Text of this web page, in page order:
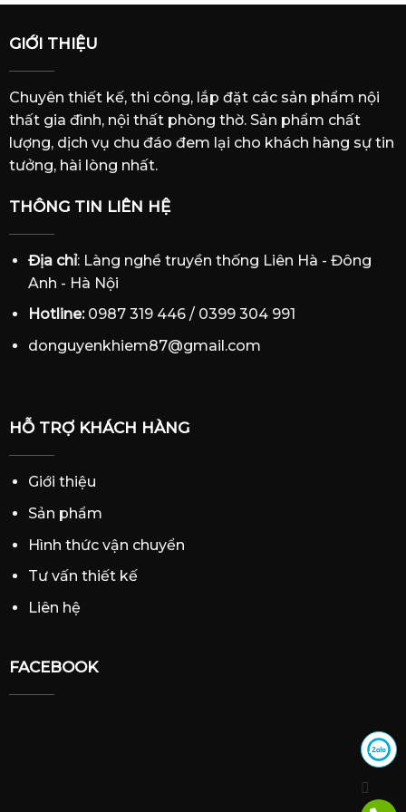
GIỚI THIỆU
Chuyên thiết kế, thi công, lắp đặt các sản phẩm nội
thất gia đình, nội thất phòng thờ. Sản phẩm chất
lượng, dịch vụ chu đáo đem lại cho khách hàng sự tin
tưởng, hài lòng nhất.
THÔNG TIN LIÊN HỆ
Địa chỉ: Làng nghề truyền thống Liên Hà - Đông
Anh - Hà Nội
Hotline:0987 319 446 / 0399 304 991
donguyenkhiem87@gmail.com
HỖ TRỢ KHÁCH HÀNG
Giới thiệu
Sản phẩm
Hình thức vận chuyển
Tư vấn thiết kế
Liên hệ
FACEBOOK